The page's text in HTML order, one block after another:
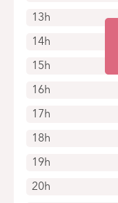
13h
14h
15h
16h
17h
18h
19h
20h